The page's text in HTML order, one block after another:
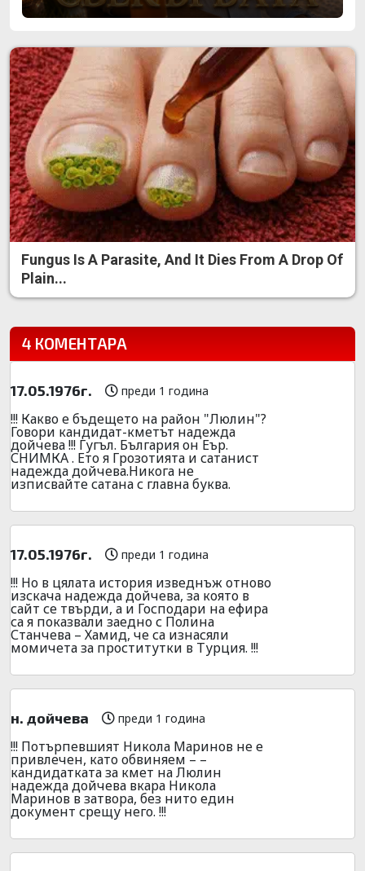
Fungus Is A Parasite, And It Dies From A Drop Of
Plain...
4 КОМЕНТАРА
17.05.1976г. преди 1 година
!!! Какво е бъдещето на район "Люлин"?
Говори кандидат-кметът надежда
дойчева !!! Гугъл. България он Еър.
СНИМКА . Ето я Грозотията и сатанист
надежда дойчева.Никога не
изписвайте сатана с главна буква.
17.05.1976г. преди 1 година
!!! Но в цялата история изведнъж отново
изскача надежда дойчева, за която в
сайт се твърди, а и Господари на ефира
са я показвали заедно с Полина
Станчева – Хамид, че са изнасяли
момичета за проститутки в Турция. !!!
н. дойчева преди 1 година
!!! Потърпевшият Никола Маринов не е
привлечен, като обвиняем – –
кандидатката за кмет на Люлин
надежда дойчева вкара Никола
Маринов в затвора, без нито един
документ срещу него. !!!